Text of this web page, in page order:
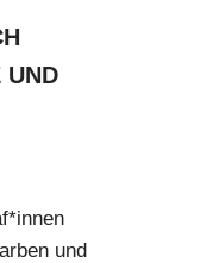
UND
und